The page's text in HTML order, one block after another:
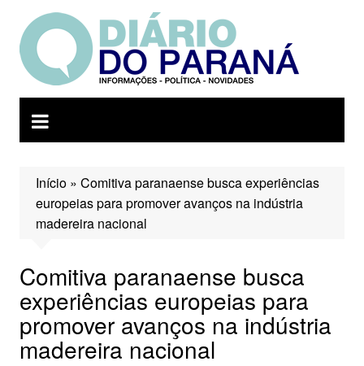
para
conteúdo
Início» Comitiva paranaense busca experiências
europeias para promover avanços na indústria
madereira nacional
Comitiva paranaense busca
experiências europeias para
promover avanços na indústria
madereira nacional